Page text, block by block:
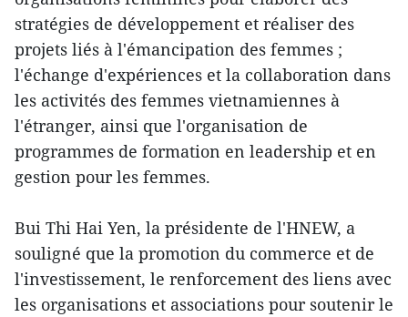
stratégies de développement et réaliser des
projets liés à l'émancipation des femmes ;
l'échange d'expériences et la collaboration dans
les activités des femmes vietnamiennes à
l'étranger, ainsi que l'organisation de
programmes de formation en leadership et en
gestion pour les femmes.
Bui Thi Hai Yen, la présidente de l'HNEW, a
souligné que la promotion du commerce et de
l'investissement, le renforcement des liens avec
les organisations et associations pour soutenir le